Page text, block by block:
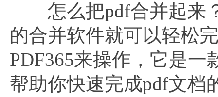
怎么把pdf合并起来？
的合并软件就可以轻松
PDF365来操作，它是一
帮助你快速完成pdf文档